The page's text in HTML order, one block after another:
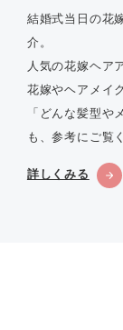
結婚式当日の花
介。
人気の花嫁ヘア
花嫁やヘアメイ
「どんな髪型
も、参考にご覧
詳しくみる